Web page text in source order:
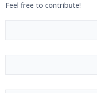
Feel free to contribute!